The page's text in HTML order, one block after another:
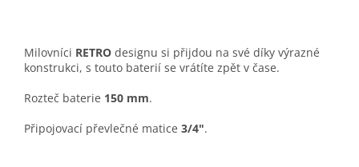
Milovníci RETRO designu si přijdou na své díky výrazné
konstrukci, s touto baterií se vrátíte zpět v čase.
Rozteč baterie 150 mm.
Připojovací převlečné matice 3/4".